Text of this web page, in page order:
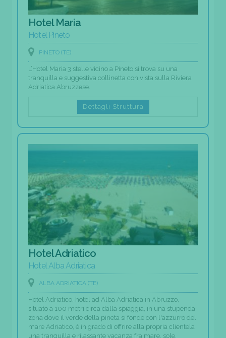
Hotel Maria
Hotel Pineto
PINETO (TE)
L’Hotel Maria 3 stelle vicino a Pineto si trova su una
tranquilla e suggestiva collinetta con vista sulla Riviera
Adriatica Abruzzese.
Dettagli Struttura
Hotel Adriatico
Hotel Alba Adriatica
ALBA ADRIATICA (TE)
Hotel Adriatico, hotel ad Alba Adriatica in Abruzzo,
situato a 100 metri circa dalla spiaggia, in una stupenda
zona dove il verde della pineta si fonde con l'azzurro del
mare Adriatico, è in grado di offrire alla propria clientela
una tranquilla e rilassante vacanza fra mare, sole,